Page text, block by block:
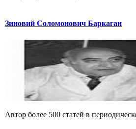
Зиновий Соломонович Баркаган
Автор более 500 статей в